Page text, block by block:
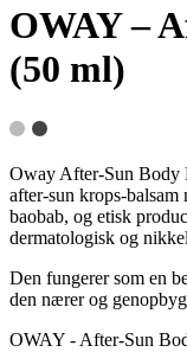
OWAY –
(50 ml)
Oway After-Sun Body
after-sun krops-
baobab, og etisk
dermatologisk og
Den fungerer som en
den nærer og
OWAY - After-Sun